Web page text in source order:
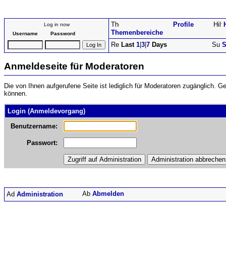
Log in now
Username
Password Themenbereiche
Profile
Last 1 3 7 Days
Anmeldeseite für Moderatoren
Die von Ihnen aufgerufene Seite ist lediglich für Moderatoren zugänglich.
können.
Login (Anmeldevorgang)
Benutzername:
Passwort:
Administration Abmelden